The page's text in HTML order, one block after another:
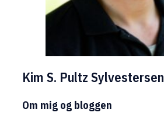
Kim S. Pultz Sylvestersen
Om mig og bloggen